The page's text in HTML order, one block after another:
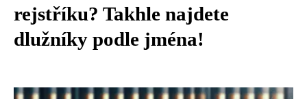
rejstříku? Takhle najdete
dlužníky podle jména!